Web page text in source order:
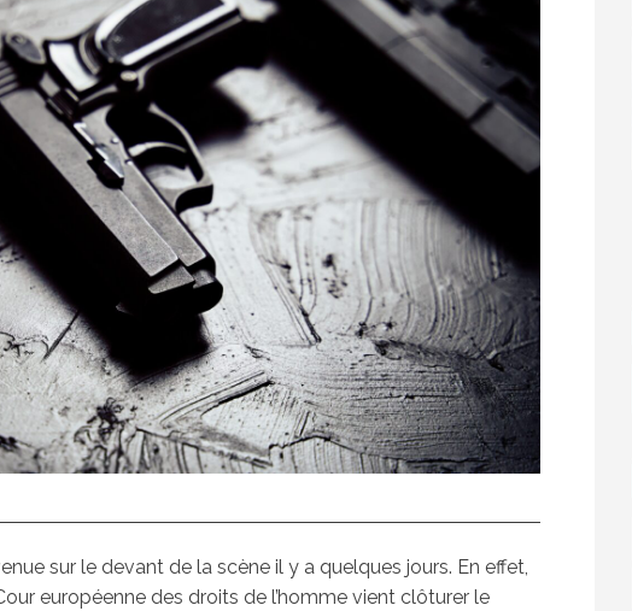
sur le devant de la scène il y a quelques jours. En effet,
européenne des droits de l’homme vient clôturer le